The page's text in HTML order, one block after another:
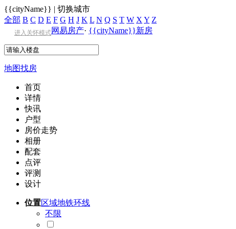
{{cityName}} | 切换城市
全部 B C D E F G H J K L N Q S T W X Y Z
进入关怀模式网易房产· {{cityName}}新房
地图找房
首页
详情
快讯
户型
房价走势
相册
配套
点评
评测
设计
位置区域地铁环线
不限